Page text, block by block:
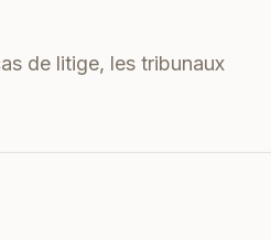
de litige, les tribunaux